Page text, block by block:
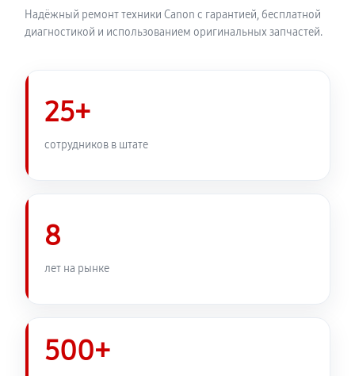
Замена печки МФУ Canon imageRUNNER 2525i
Замена термопленки МФУ Canon imageRUNNER
2525i
2530 руб
Надёжный ремонт техники Canon с гарантией, бесплатной
диагностикой и использованием оригинальных запчастей.
25+
сотрудников в штате
8
лет на рынке
500+